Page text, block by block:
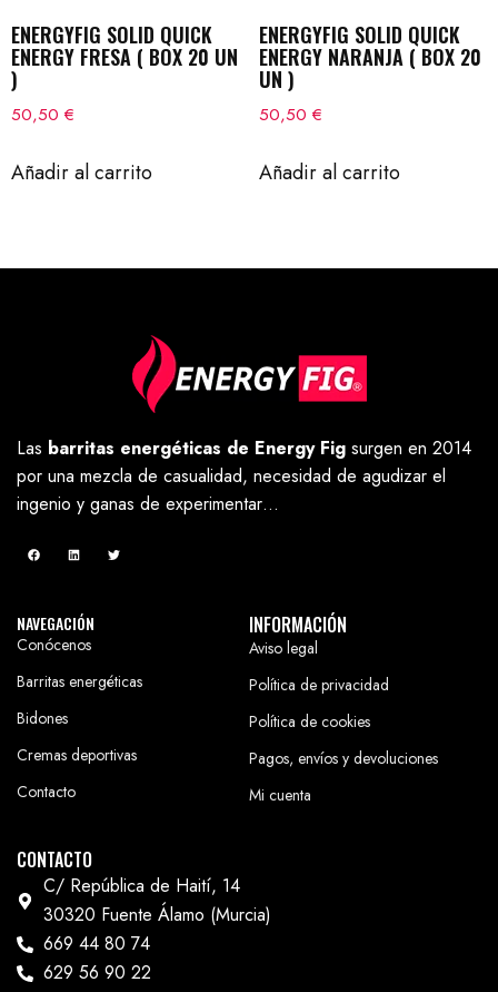
ENERGYFIG SOLID QUICK
ENERGY FRESA ( BOX 20 UN
)
50,50 €
Añadir al carrito
ENERGYFIG SOLID QUICK
ENERGY NARANJA ( BOX 20
UN )
50,50 €
Añadir al carrito
Las barritas energéticas de Energy Fig surgen en 2014
por una mezcla de casualidad, necesidad de agudizar el
ingenio y ganas de experimentar…
NAVEGACIÓN
Conócenos
Barritas energéticas
Bidones
Cremas deportivas
Contacto
INFORMACIÓN
Aviso legal
Política de privacidad
Política de cookies
Pagos, envíos y devoluciones
Mi cuenta
CONTACTO
C/ República de Haití, 14
30320 Fuente Álamo (Murcia)
669 44 80 74
629 56 90 22